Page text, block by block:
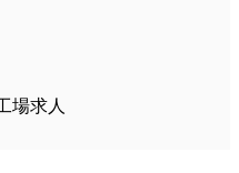
場求人